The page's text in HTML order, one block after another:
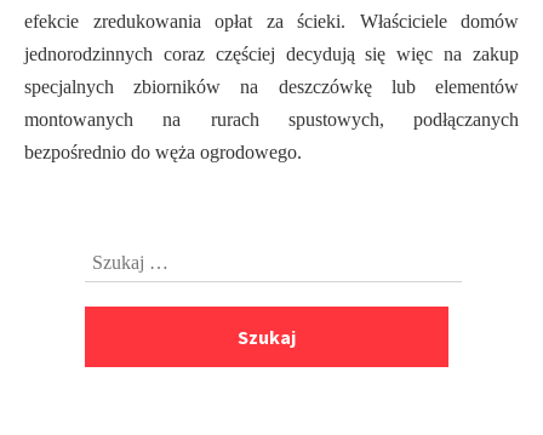
efekcie zredukowania opłat za ścieki. Właściciele domów
jednorodzinnych coraz częściej decydują się więc na zakup
specjalnych zbiorników na deszczówkę lub elementów
montowanych na rurach spustowych, podłączanych
bezpośrednio do węża ogrodowego.
PrzejdźSzukaj: